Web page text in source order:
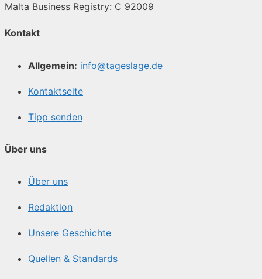
Malta Business Registry: C 92009
Kontakt
Allgemein: info@tageslage.de
Kontaktseite
Tipp senden
Über uns
Über uns
Redaktion
Unsere Geschichte
Quellen & Standards